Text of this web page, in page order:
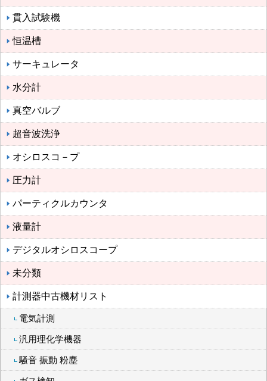
貫入試験機
恒温槽
サーキュレータ
水分計
真空バルブ
超音波洗浄
オシロスコ－プ
圧力計
パーティクルカウンタ
液量計
デジタルオシロスコープ
未分類
計測器中古機材リスト
電気計測
汎用理化学機器
騒音 振動 粉塵